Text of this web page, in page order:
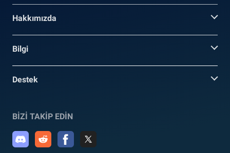
Hakkımızda
Bilgi
Destek
BİZİ TAKİP EDİN